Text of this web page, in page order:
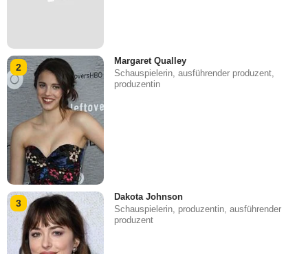
2
Margaret Qualley
Schauspielerin, ausführender produzent,
produzentin
3
Dakota Johnson
Schauspielerin, produzentin, ausführender
produzent